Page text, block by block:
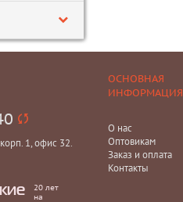
1, офис 32.
20 лет
на
ОСНОВНАЯ
ИНФОРМАЦИЯ
О нас
Оптовикам
Заказ и оплата
Контакты